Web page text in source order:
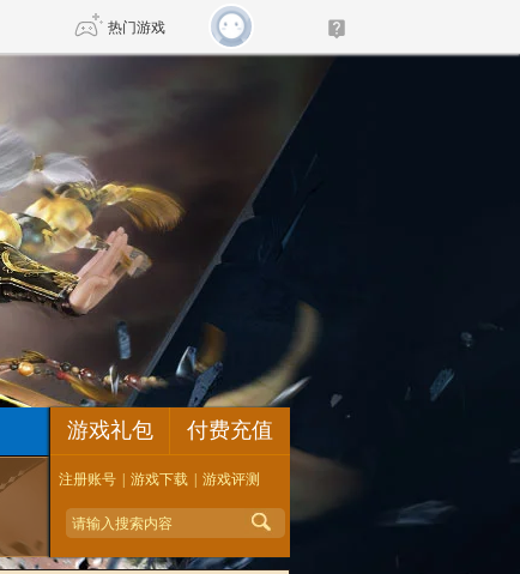
热门游戏
剑网3旗舰版 新天龙八部
诛仙世界 新仙侠5
游戏礼包 付费充值
注册账号 游戏下载 游戏评测